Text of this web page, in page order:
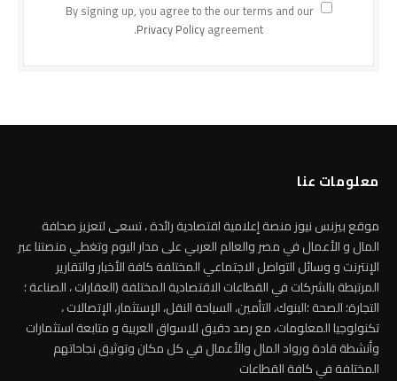
By signing up, you agree to the our terms and our
Privacy Policyagreement.
معلومات عنا
موقع بيزنس نيوز منصة إعلامية اقتصادية رائدة ، تسعى لتعزيز صحافة
المال و الأعمال في مصر والعالم العربي على مدار اليوم وتغطي منصتنا عبر
الإنترنت و وسائل التواصل الاجتماعي المختلفة كافة الأخبار والتقارير
المرتبطة بالشركات في القطاعات الاقتصادية المختلفة (العقارات ، الصناعة ؛
التجارة؛ الصحة ؛البنوك، التأمين، السياحة النقل، الإستثمار، الإتصالات ،
تكنولوجيا المعلومات، مع رصد دقيق للاسواق العربية و متابعة استثمارات
وأنشطة قادة ورواد المال والأعمال في كل مكان وتوثيق نجاحاتهم
المختلفة في كافة القطاعات